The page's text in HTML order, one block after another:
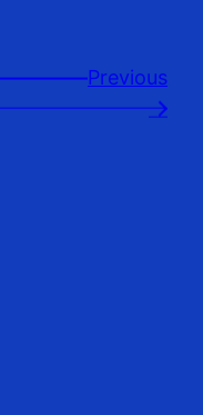
Previousㅤ
→